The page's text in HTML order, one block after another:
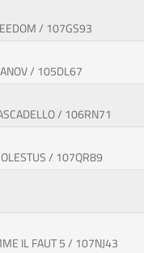
/ 107GS93
/ 105DL67
/ 106RN71
/ 107QR89
IL FAUT 5 / 107NJ43